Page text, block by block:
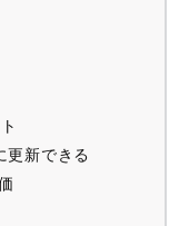
更新できる